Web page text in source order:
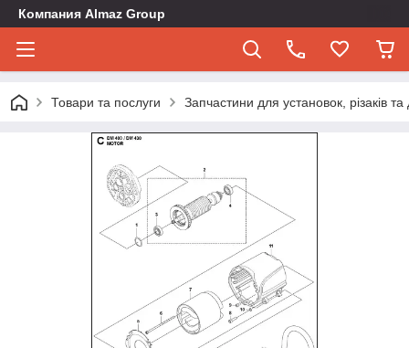
Компания Almaz Group
Товари та послуги Запчастини для установок, різаків